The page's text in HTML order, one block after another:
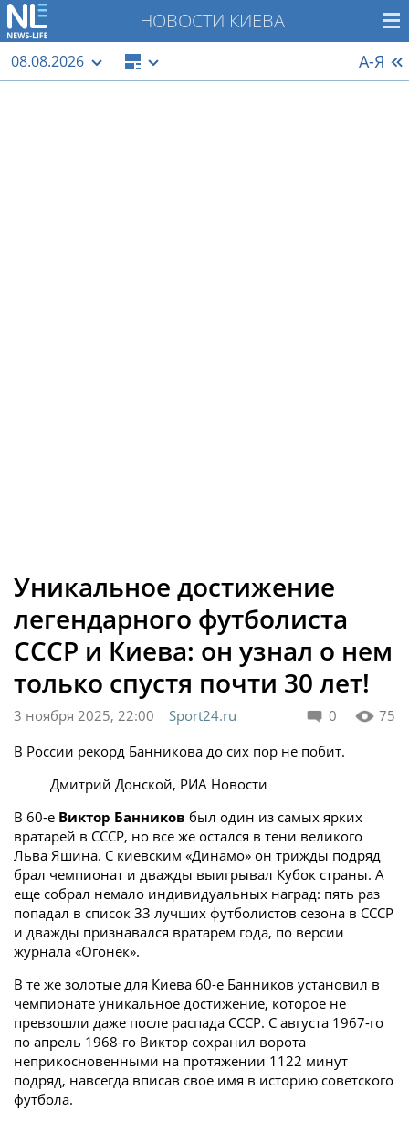
НОВОСТИ КИЕВА
08.08.2026 А-Я
Уникальное достижение
легендарного футболиста
СССР и Киева: он узнал о нем
только спустя почти 30 лет!
0 75
3 ноября 2025, 22:00
Sport24.ru
В России рекорд Банникова до сих пор не побит.
Дмитрий Донской, РИА Новости
В 60-е Виктор Банников был один из самых ярких
вратарей в СССР, но все же остался в тени великого
Льва Яшина. С киевским «Динамо» он трижды подряд
брал чемпионат и дважды выигрывал Кубок страны. А
еще собрал немало индивидуальных наград: пять раз
попадал в список 33 лучших футболистов сезона в СССР
и дважды признавался вратарем года, по версии
журнала «Огонек».
В те же золотые для Киева 60-е Банников установил в
чемпионате уникальное достижение, которое не
превзошли даже после распада СССР. С августа 1967-го
по апрель 1968-го Виктор сохранил ворота
неприкосновенными на протяжении 1122 минут
подряд, навсегда вписав свое имя в историю советского
футбола.